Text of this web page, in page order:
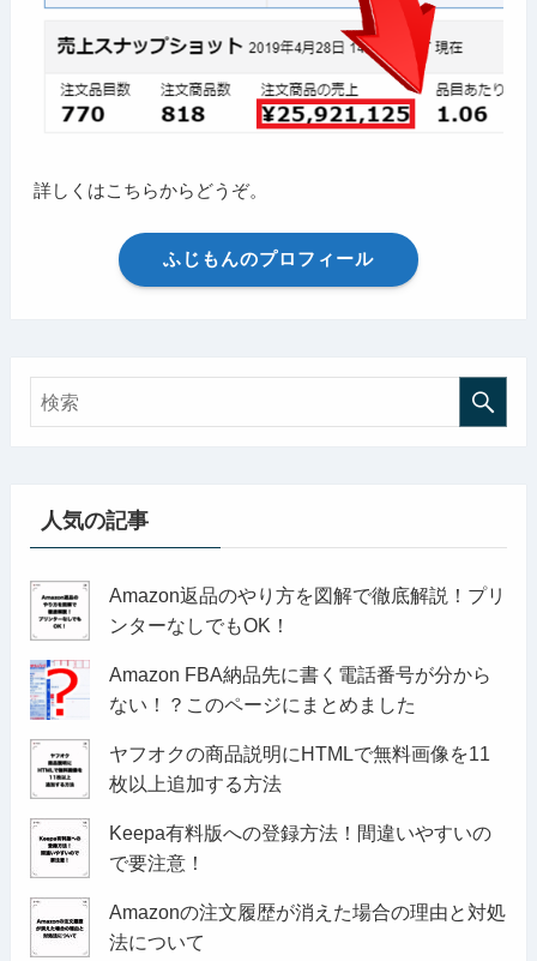
詳しくはこちらからどうぞ。
ふじもんのプロフィール
人気の記事
Amazon返品のやり方を図解で徹底解説！プリ
ンターなしでもOK！
Amazon FBA納品先に書く電話番号が分から
ない！？このページにまとめました
ヤフオクの商品説明にHTMLで無料画像を11
枚以上追加する方法
Keepa有料版への登録方法！間違いやすいの
で要注意！
Amazonの注文履歴が消えた場合の理由と対処
法について